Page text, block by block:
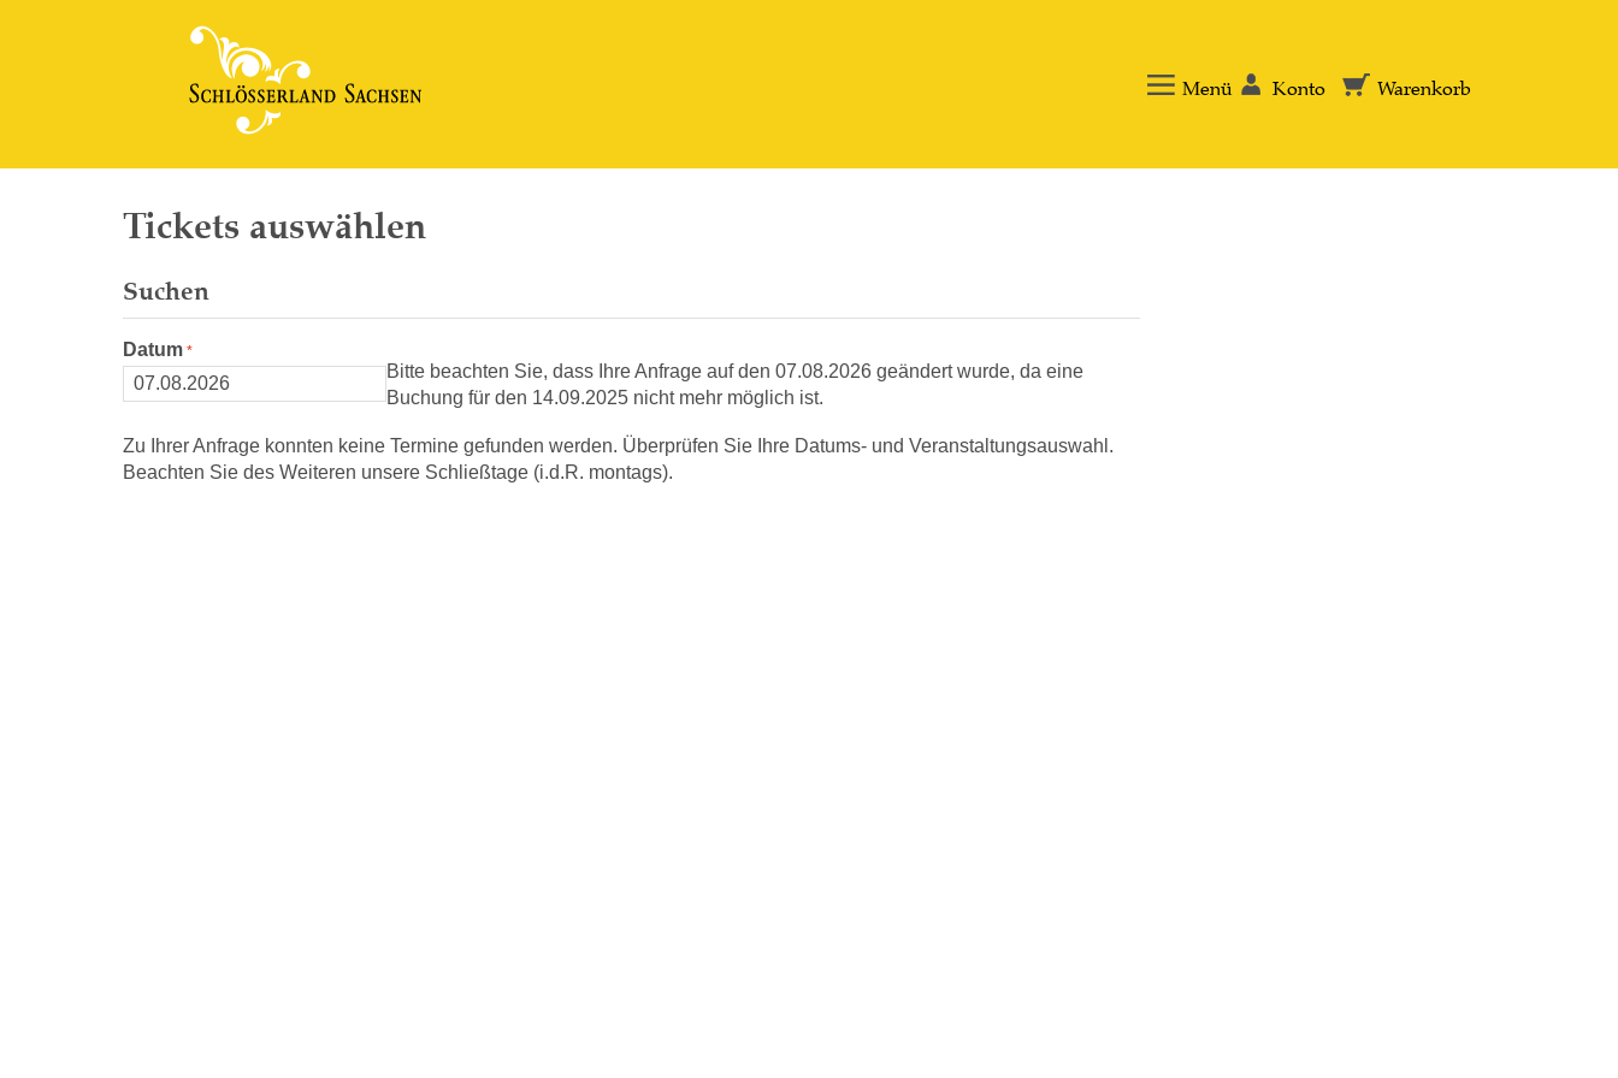
Menü Konto Warenkorb
Tickets auswählen
Suchen
Datum
Bitte beachten Sie, dass Ihre Anfrage auf den 07.08.2026 geändert wurde, da eine
Buchung für den 14.09.2025 nicht mehr möglich ist.
Zu Ihrer Anfrage konnten keine Termine gefunden werden. Überprüfen Sie Ihre Datums- und Veranstaltungsauswahl.
Beachten Sie des Weiteren unsere Schließtage (i.d.R. montags).